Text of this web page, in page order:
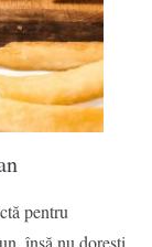
pentru
însă nu dorești